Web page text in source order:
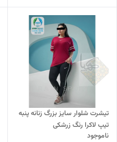
تیشرت شلوار سایز بزرگ زنانه پنبه
تیپ لاکرا رنگ زرشکی
ناموجود